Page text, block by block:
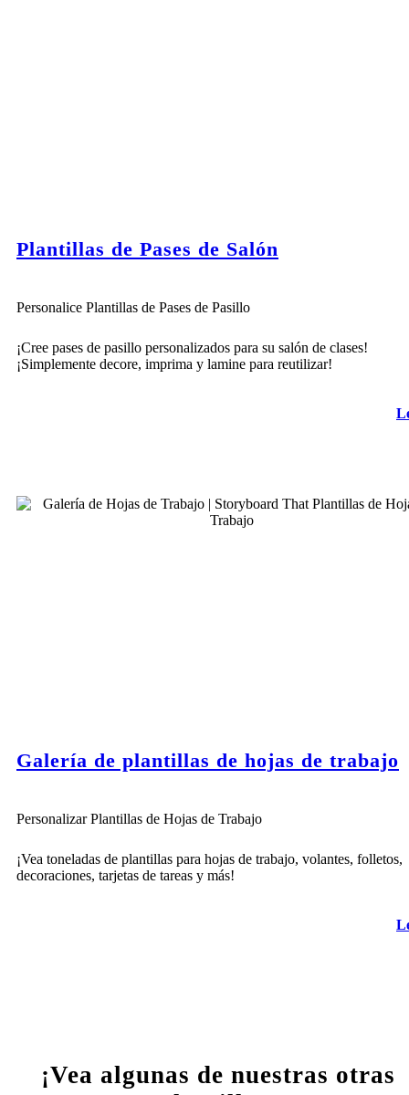
Plantillas de Pases de Salón
Personalice Plantillas de Pases de Pasillo
¡Cree pases de pasillo personalizados para su salón de clases!
¡Simplemente decore, imprima y lamine para reutilizar!
Galería de plantillas de hojas de trabajo
Personalizar Plantillas de Hojas de Trabajo
¡Vea toneladas de plantillas para hojas de trabajo, volantes, folletos,
decoraciones, tarjetas de tareas y más!
¡Vea algunas de nuestras otras